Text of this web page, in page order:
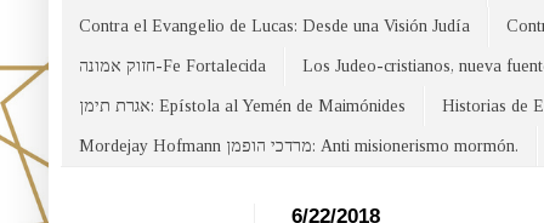
Contra el Evangelio de Lucas: Desde una Visión Judía
חזוק אמונה-Fe Fortalecida Los Judeo-cristianos, nueva
אגרת תימן: Epístola al Yemén de Maimónides Historias de
Mordejay Hofmann מרדכי הופמן: Anti misionerismo mormón.
6/22/2018